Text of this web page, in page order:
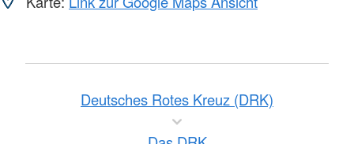
Deutsches Rotes Kreuz (DRK)